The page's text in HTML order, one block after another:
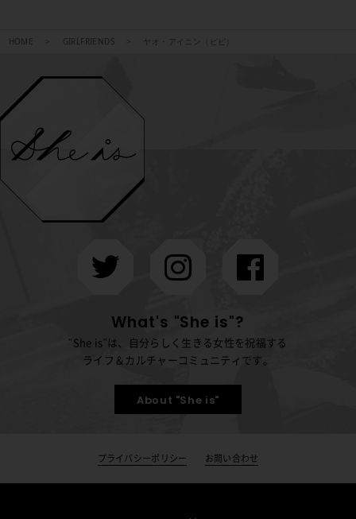
HOME GIRLFRIENDS ヤオ・アイニン（ピピ）
What's "She is"?
"She is"は、自分らしく生きる女性を祝福する
ライフ＆カルチャーコミュニティです。
About "She is"
プライバシーポリシー お問い合わせ